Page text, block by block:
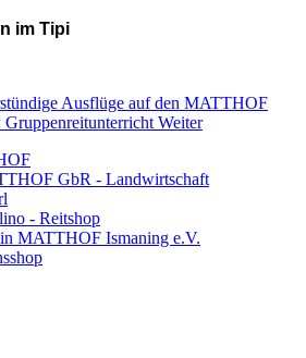
im Tipi
Ausflüge auf den MATTHOF
Gruppenreitunterricht Weiter
GbR - Landwirtschaft
- Reitshop
MATTHOF Ismaning e.V.